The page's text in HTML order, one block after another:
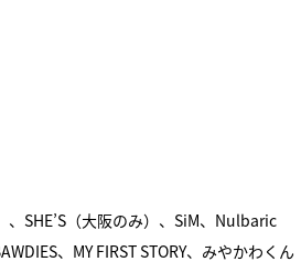
SHE’S（大阪のみ）、SiM、Nulbaric
、MY FIRST STORY、みやかわくん